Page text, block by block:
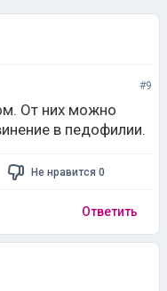
#9
От них можно
в пeдофилии.
Не нравится 0
Ответить